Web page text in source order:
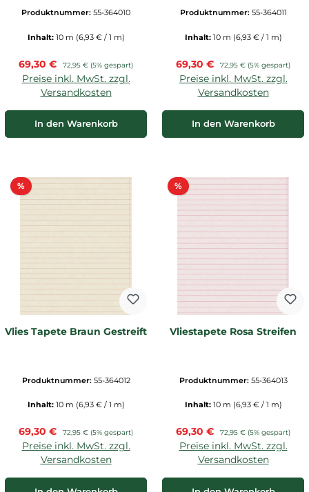
Produktnummer: 55-364010
Inhalt: 10 m (6,93 € / 1 m)
Verkaufspreis:
69,30 € Regulärer Preis:
72,95 € (5% gespart)
Preise inkl. MwSt. zzgl.
Versandkosten
In den Warenkorb
Produktnummer: 55-364011
Inhalt: 10 m (6,93 € / 1 m)
Verkaufspreis:
69,30 € Regulärer Preis:
72,95 € (5% gespart)
Preise inkl. MwSt. zzgl.
Versandkosten
In den Warenkorb
%Rabatt
Vlies Tapete Braun Gestreift
Produktnummer: 55-364012
Inhalt: 10 m (6,93 € / 1 m)
Verkaufspreis:
69,30 € Regulärer Preis:
72,95 € (5% gespart)
Preise inkl. MwSt. zzgl.
Versandkosten
%Rabatt
Vliestapete Rosa Streifen
Produktnummer: 55-364013
Inhalt: 10 m (6,93 € / 1 m)
Verkaufspreis:
69,30 € Regulärer Preis:
72,95 € (5% gespart)
Preise inkl. MwSt. zzgl.
Versandkosten